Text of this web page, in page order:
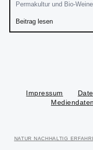
Permakultur und Bio-
Beitrag lesen
Impressum
Mediendaten
NATUR NACHHALTIG